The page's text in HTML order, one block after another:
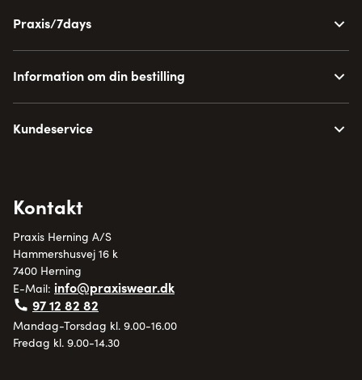
Praxis/7days
Information om din bestilling
Kundeservice
Kontakt
Praxis Herning A/S
Hammershusvej 16 k
7400 Herning
E-Mail: info@praxiswear.dk
97 12 82 82
Mandag-Torsdag kl. 9.00-16.00
Fredag kl. 9.00-14.30